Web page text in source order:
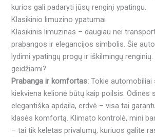
kurios gali padaryti jūsų renginį ypatingu.
Klasikinio limuzino ypatumai
Klasikinis limuzinas – daugiau nei
prabangos ir elegancijos simbolis. Šie
lydimi ypatingų progų ir iškilmingų
geidžiami?
Prabanga ir komfortas: Tokie automobiliai
kiekviena kelionė būtų kaip poilsis. Odinės
elegantiška apdaila, erdvė – visa tai
klasės komfortą. Klimato kontrolė, mini
– tai tik keletas privalumų, kuriuos galite